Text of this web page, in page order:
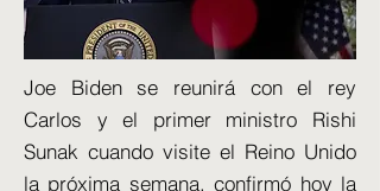
Joe Biden se reunirá con el rey
Carlos y el primer ministro Rishi
Sunak cuando visite el Reino Unido
la próxima semana, confirmó hoy la